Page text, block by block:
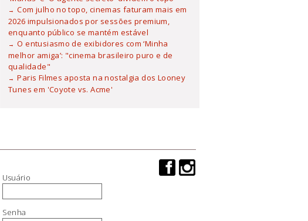
Com julho no topo, cinemas faturam mais em
2026 impulsionados por sessões premium,
enquanto público se mantém estável
O entusiasmo de exibidores com ‘Minha
melhor amiga’: "cinema brasileiro puro e de
qualidade"
Paris Filmes aposta na nostalgia dos Looney
Tunes em 'Coyote vs. Acme'
Usuário
Senha